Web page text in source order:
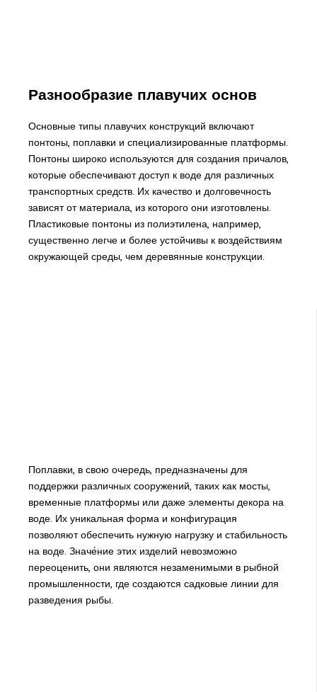
Разнообразие плавучих основ
Основные типы плавучих конструкций включают
понтоны, поплавки и специализированные платформы.
Понтоны широко используются для создания причалов,
которые обеспечивают доступ к воде для различных
транспортных средств. Их качество и долговечность
зависят от материала, из которого они изготовлены.
Пластиковые понтоны из полиэтилена, например,
существенно легче и более устойчивы к воздействиям
окружающей среды, чем деревянные конструкции.
Поплавки, в свою очередь, предназначены для
поддержки различных сооружений, таких как мосты,
временные платформы или даже элементы декора на
воде. Их уникальная форма и конфигурация
позволяют обеспечить нужную нагрузку и стабильность
на воде. Значе́ние этих изделий невозможно
переоценить, они являются незаменимыми в рыбной
промышленности, где создаются садковые линии для
разведения рыбы.